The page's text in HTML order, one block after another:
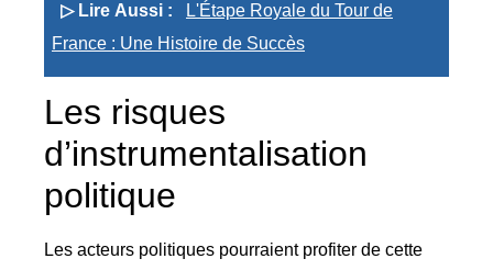
▷ Lire Aussi :
L'Étape Royale du Tour de
France : Une Histoire de Succès
Les risques
d’instrumentalisation
politique
Les acteurs politiques pourraient profiter de cette